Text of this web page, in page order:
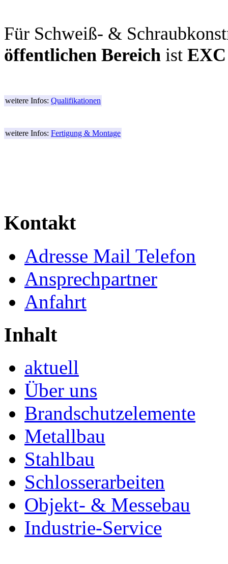
Für Schweiß- &
öffentlichen Bereich ist
weitere Infos: Qualifikationen
weitere Infos: Fertigung & Montage
Kontakt
Adresse Mail Telefon
Ansprechpartner
Anfahrt
Inhalt
aktuell
Über uns
Brandschutzelemente
Metallbau
Stahlbau
Schlosserarbeiten
Objekt- & Messebau
Industrie-Service